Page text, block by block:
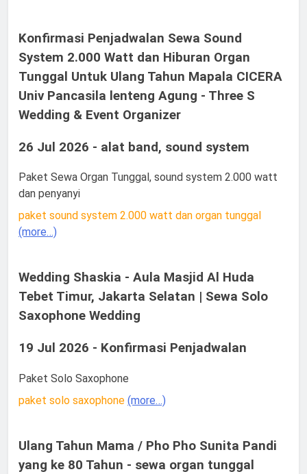
Konfirmasi Penjadwalan Sewa Sound
System 2.000 Watt dan Hiburan Organ
Tunggal Untuk Ulang Tahun Mapala CICERA
Univ Pancasila lenteng Agung - Three S
Wedding & Event Organizer
26 Jul 2026 - alat band, sound system
Paket Sewa Organ Tunggal, sound system 2.000 watt
dan penyanyi
paket sound system 2.000 watt dan organ tunggal
(more…)
Wedding Shaskia - Aula Masjid Al Huda
Tebet Timur, Jakarta Selatan | Sewa Solo
Saxophone Wedding
19 Jul 2026 - Konfirmasi Penjadwalan
Paket Solo Saxophone
paket solo saxophone (more…)
Ulang Tahun Mama / Pho Pho Sunita Pandi
yang ke 80 Tahun - sewa organ tunggal